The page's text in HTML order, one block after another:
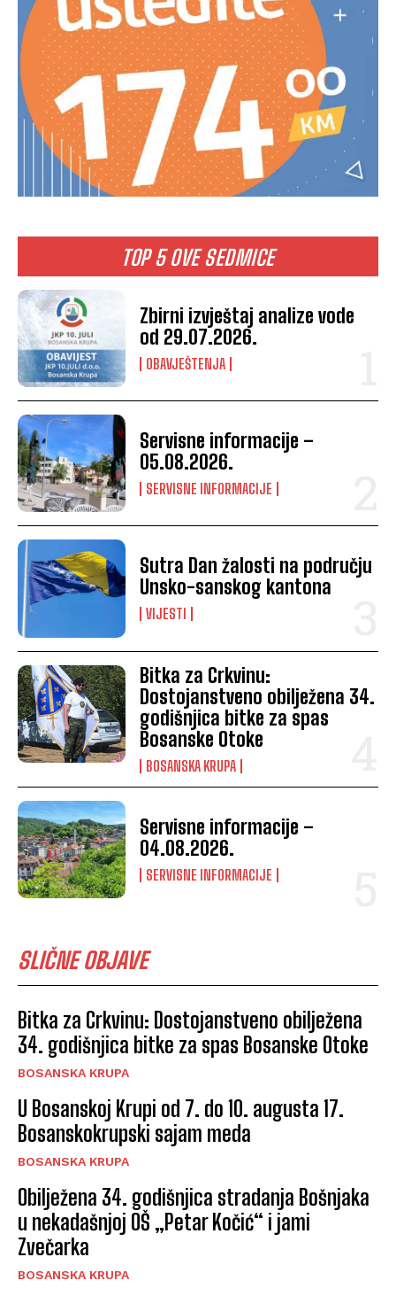
TOP 5 OVE SEDMICE
Zbirni izvještaj analize vode
od 29.07.2026.
OBAVJEŠTENJA
Servisne informacije –
05.08.2026.
SERVISNE INFORMACIJE
Sutra Dan žalosti na području
Unsko-sanskog kantona
VIJESTI
Bitka za Crkvinu:
Dostojanstveno obilježena 34.
godišnjica bitke za spas
Bosanske Otoke
BOSANSKA KRUPA
Servisne informacije –
04.08.2026.
SERVISNE INFORMACIJE
SLIČNE OBJAVE
Bitka za Crkvinu: Dostojanstveno obilježena
34. godišnjica bitke za spas Bosanske Otoke
BOSANSKA KRUPA
U Bosanskoj Krupi od 7. do 10. augusta 17.
Bosanskokrupski sajam meda
BOSANSKA KRUPA
Obilježena 34. godišnjica stradanja Bošnjaka
u nekadašnjoj OŠ „Petar Kočić“ i jami
Zvečarka
BOSANSKA KRUPA